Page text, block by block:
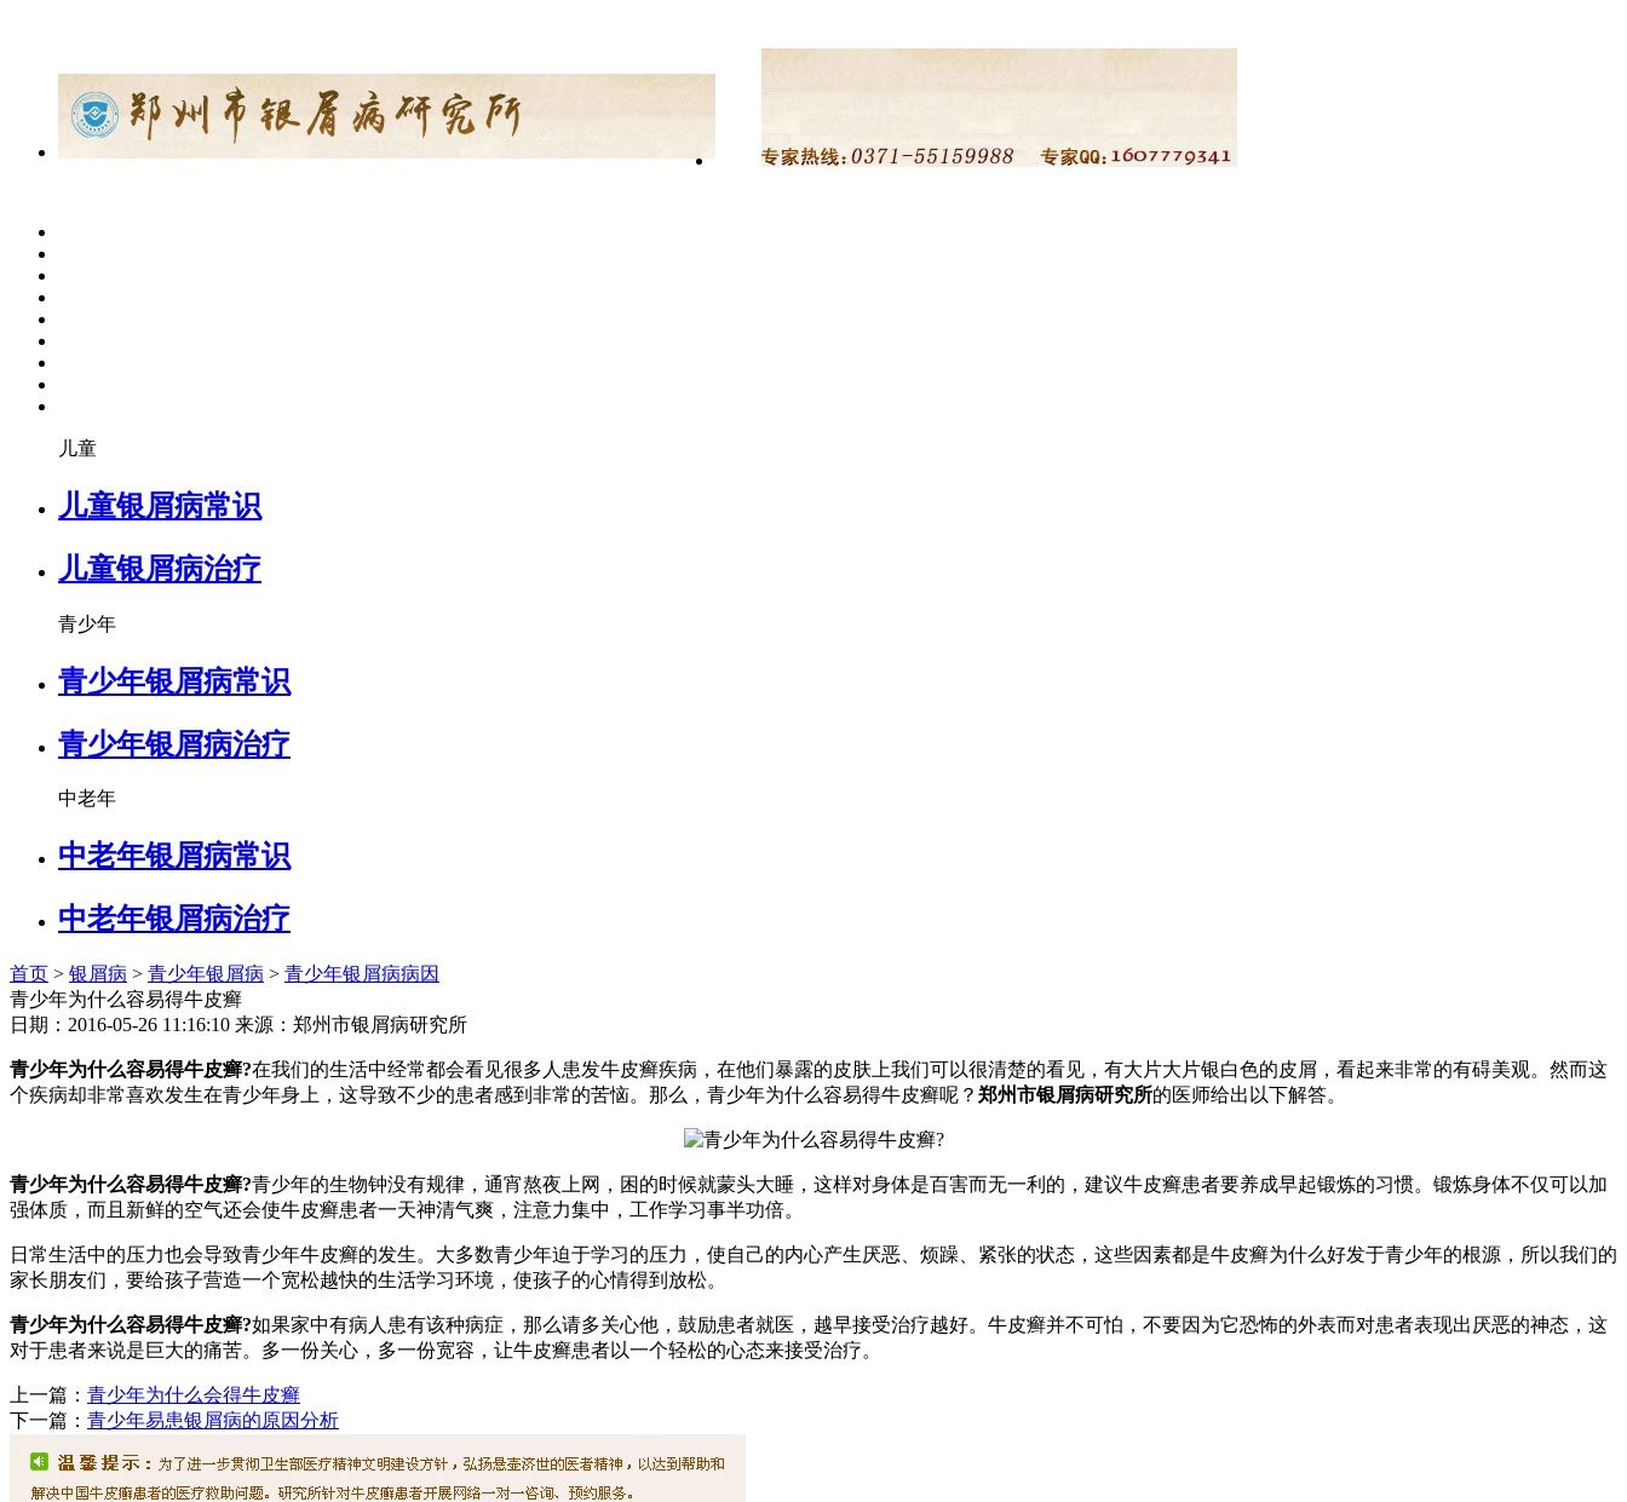
儿童
儿童银屑病常识
儿童银屑病治疗
青少年
青少年银屑病常识
青少年银屑病治疗
中老年
中老年银屑病常识
中老年银屑病治疗
首页 > 银屑病 > 青少年银屑病 > 青少年银屑病病因
青少年为什么容易得牛皮癣
日期：2016-05-26 11:16:10 来源：郑州市银屑病研究所
青少年为什么容易得牛皮癣?在我们的生活中经常都会看见很多人患发牛皮癣疾病，在他们暴露的皮肤上我们可以很清楚的看见，有大片大片银白色的皮屑，看起来非常的有碍美观。然而这
个疾病却非常喜欢发生在青少年身上，这导致不少的患者感到非常的苦恼。那么，青少年为什么容易得牛皮癣呢？ 郑州市银屑病研究所的医师给出以下解答。
青少年为什么容易得牛皮癣?青少年的生物钟没有规律，通宵熬夜上网，困的时候就蒙头大睡，这样对身体是百害而无一利的，建议牛皮癣患者要养成早起锻炼的习惯。锻炼身体不仅可以加
强体质，而且新鲜的空气还会使牛皮癣患者一天神清气爽，注意力集中，工作学习事半功倍。
日常生活中的压力也会导致青少年牛皮癣的发生。大多数青少年迫于学习的压力，使自己的内心产生厌恶、烦躁、紧张的状态，这些因素都是牛皮癣为什么好发于青少年的根源，所以我们的
家长朋友们，要给孩子营造一个宽松越快的生活学习环境，使孩子的心情得到放松。
青少年为什么容易得牛皮癣?如果家中有病人患有该种病症，那么请多关心他，鼓励患者就医，越早接受治疗越好。牛皮癣并不可怕，不要因为它恐怖的外表而对患者表现出厌恶的神态，这
对于患者来说是巨大的痛苦。多一份关心，多一份宽容，让牛皮癣患者以一个轻松的心态来接受治疗。
上一篇： 青少年为什么会得牛皮癣
下一篇： 青少年易患银屑病的原因分析